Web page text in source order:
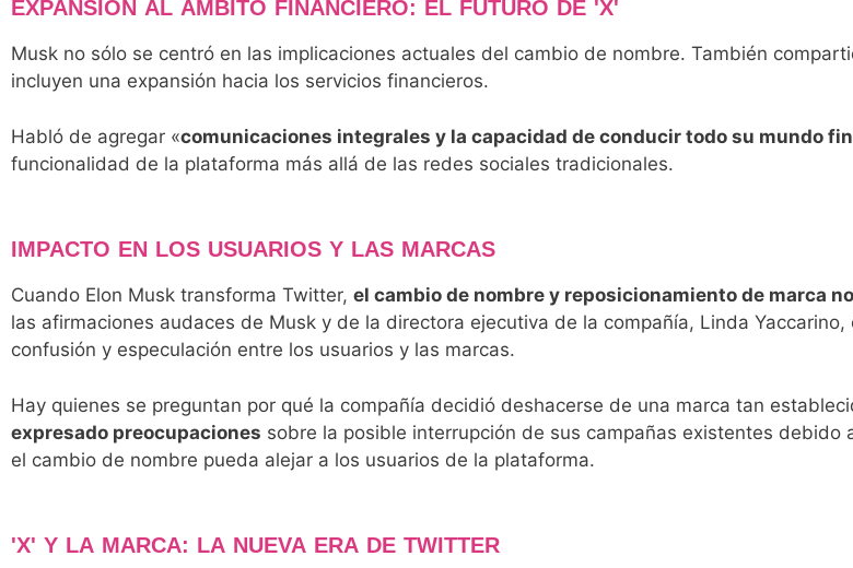
Musk no sólo se centró en las implicaciones actuales del cambio de nombre. También
incluyen una expansión hacia los servicios financieros.
Habló de agregar «comunicaciones integrales y la capacidad de conducir todo su mundo
funcionalidad de la plataforma más allá de las redes sociales tradicionales.
IMPACTO EN LOS USUARIOS Y LAS MARCAS
Cuando Elon Musk transforma Twitter, el cambio de nombre y reposicionamiento de marca
las afirmaciones audaces de Musk y de la directora ejecutiva de la compañía, Linda
confusión y especulación entre los usuarios y las marcas.
Hay quienes se preguntan por qué la compañía decidió deshacerse de una marca tan
expresado preocupaciones sobre la posible interrupción de sus campañas existentes
el cambio de nombre pueda alejar a los usuarios de la plataforma.
'X' Y LA MARCA: LA NUEVA ERA DE TWITTER